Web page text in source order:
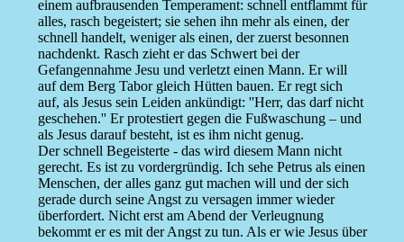
einem aufbrausenden Temperament: schnell entflammt für
alles, rasch begeistert; sie sehen ihn mehr als einen, der
schnell handelt, weniger als einen, der zuerst besonnen
nachdenkt. Rasch zieht er das Schwert bei der
Gefangennahme Jesu und verletzt einen Mann. Er will
auf dem Berg Tabor gleich Hütten bauen. Er regt sich
auf, als Jesus sein Leiden ankündigt: ''Herr, das darf nicht
geschehen.'' Er protestiert gegen die Fußwaschung – und
als Jesus darauf besteht, ist es ihm nicht genug.
Der schnell Begeisterte - das wird diesem Mann nicht
gerecht. Es ist zu vordergründig. Ich sehe Petrus als einen
Menschen, der alles ganz gut machen will und der sich
gerade durch seine Angst zu versagen immer wieder
überfordert. Nicht erst am Abend der Verleugnung
bekommt er es mit der Angst zu tun. Als er wie Jesus über